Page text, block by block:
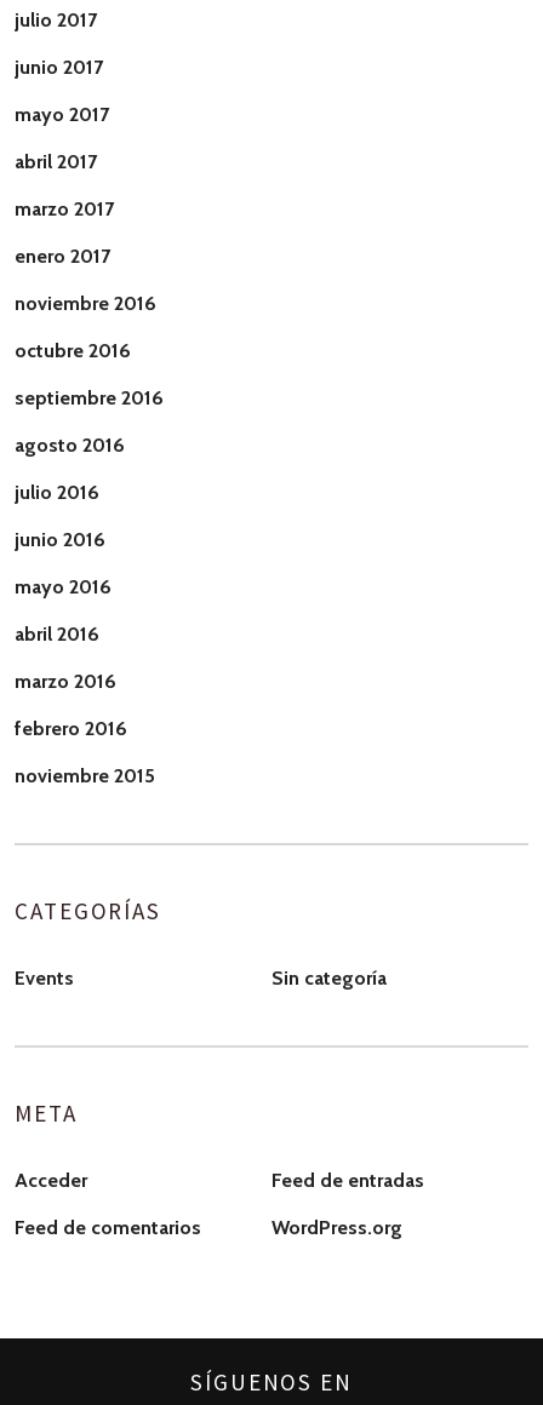
julio 2017
junio 2017
mayo 2017
abril 2017
marzo 2017
enero 2017
noviembre 2016
octubre 2016
septiembre 2016
agosto 2016
julio 2016
junio 2016
mayo 2016
abril 2016
marzo 2016
febrero 2016
noviembre 2015
CATEGORÍAS
Events Sin categoría
META
Acceder Feed de entradas
Feed de comentarios WordPress.org
SÍGUENOS EN